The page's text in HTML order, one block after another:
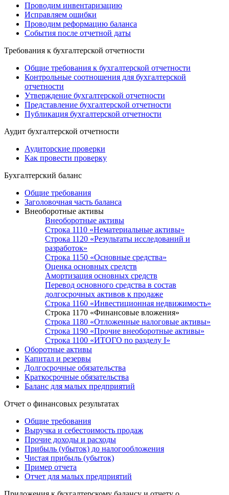
Проводим инвентаризацию
Исправляем ошибки
Проводим реформацию баланса
События после отчетной даты
Требования к бухгалтерской отчетности
Общие требования к бухгалтерской отчетности
Контрольные соотношения для бухгалтерской
отчетности
Утверждение бухгалтерской отчетности
Представление бухгалтерской отчетности
Публикация бухгалтерской отчетности
Аудит бухгалтерской отчетности
Аудиторские проверки
Как провести проверку
Бухгалтерский баланс
Общие требования
Заголовочная часть баланса
Внеоборотные активы
Внеоборотные активы
Строка 1110 «Нематериальные активы»
Строка 1120 «Результаты исследований и
разработок»
Строка 1150 «Основные средства»
Оценка основных средств
Амортизация основных средств
Перевод основного средства в состав
долгосрочных активов к продаже
Строка 1160 «Инвестиционная недвижимость»
Строка 1170 «Финансовые вложения»
Строка 1180 «Отложенные налоговые активы»
Строка 1190 «Прочие внеоборотные активы»
Строка 1100 «ИТОГО по разделу I»
Оборотные активы
Капитал и резервы
Долгосрочные обязательства
Краткосрочные обязательства
Баланс для малых предприятий
Отчет о финансовых результатах
Общие требования
Выручка и себестоимость продаж
Прочие доходы и расходы
Прибыль (убыток) до налогообложения
Чистая прибыль (убыток)
Пример отчета
Отчет для малых предприятий